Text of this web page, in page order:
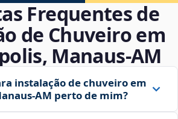
Frequentes de
de Chuveiro em
Manaus‑AM
instalação de chuveiro em
perto de mim?